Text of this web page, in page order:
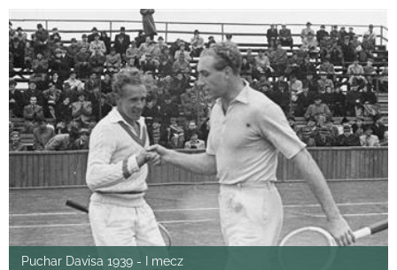
Puchar Davisa 1939 - I mecz